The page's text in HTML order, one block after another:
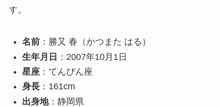
す。
名前：勝又 春（かつまた はる）
生年月日 ：2007年10月1日
星座：てんびん座
身長：161cm
出身地：静岡県